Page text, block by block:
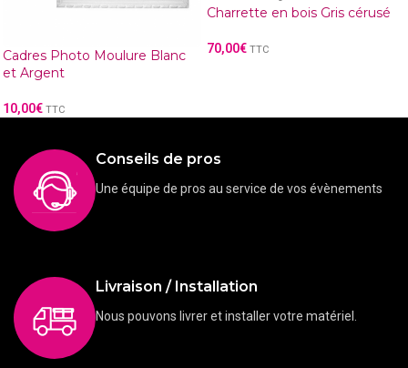
Cadres Photo Moulure Blanc
et Argent
10,00€ TTC
Charrette en bois Gris cérusé
70,00€ TTC
Conseils de pros
Une équipe de pros au service de vos évènements
Livraison / Installation
Nous pouvons livrer et installer votre matériel.